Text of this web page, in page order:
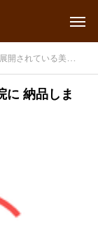
いる美容院に 納品しました
に 納品しま